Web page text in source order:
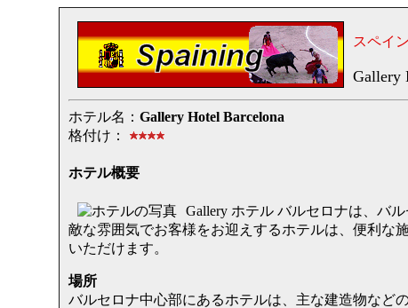
スペイ
Gallery
ホテル名： Gallery Hotel Barcelona
格付け：
ホテル概要
Gallery ホテル バルセロナは、バ
敵な雰囲気でお客様をお迎えするホテルは、便利な
いただけます。
場所
バルセロナ中心部にあるホテルは、主な建造物など